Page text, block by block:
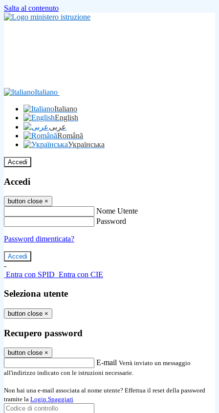
Salta al contenuto
Italiano
Italiano
English
عربى
Română
Українська
Accedi
Accedi
button close ×
Nome Utente
Password
Password dimenticata?
-
Entra con SPID Entra con CIE
Seleziona utente
button close ×
Recupero password
button close ×
E-mail Verrà inviato un messaggio
all'indirizzo indicato con le istruzioni necessarie.
Non hai una e-mail associata al nome utente? Effettua il reset della password
tramite la Login Spaggiari